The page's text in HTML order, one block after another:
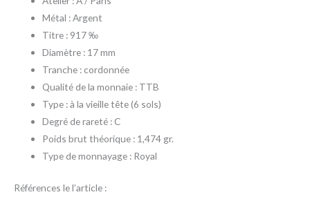
Métal : Argent
Titre : 917 ‰
Diamètre : 17 mm
Tranche : cordonnée
Qualité de la monnaie : TTB
Type : à la vieille tête (6 sols)
Degré de rareté : C
Poids brut théorique : 1,474 gr.
Type de monnayage : Royal
Références le l’article :